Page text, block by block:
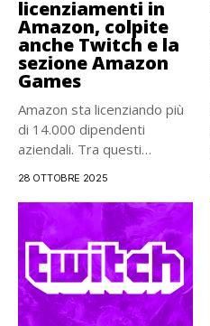
licenziamenti in
Amazon, colpite
anche Twitch e la
sezione Amazon
Games
Amazon sta licenziando più
di 14.000 dipendenti
aziendali. Tra questi
28 OTTOBRE 2025